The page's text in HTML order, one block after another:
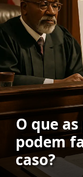
O que
podem
caso?